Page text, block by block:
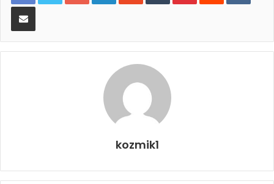
E-Posta ile paylaş
kozmik1